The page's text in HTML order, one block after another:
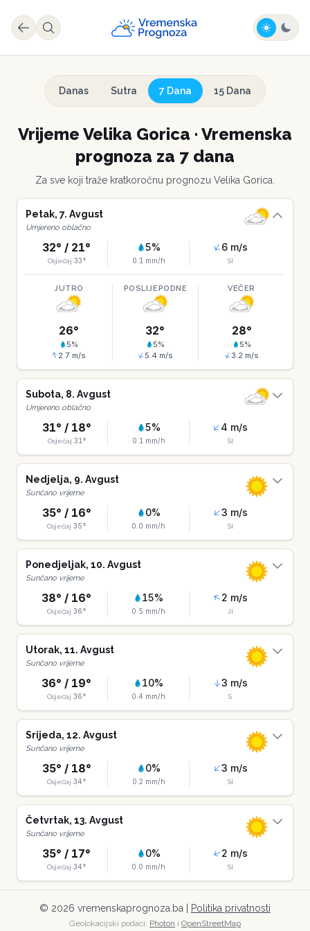
Danas Sutra 7 Dana 15 Dana
Vrijeme Velika Gorica · Vremenska
prognoza za 7 dana
Za sve koji traže kratkoročnu prognozu Velika Gorica
Petak, 7. Avgust
Umjereno oblačno
32° / 21°
Osjećaj 33°
5%
0.1 mm/h
6m/s
SI
JUTRO
26°
5%
2.7 m/s
POSLIJEPODNE
32°
5%
5.4 m/s
VEČER
28°
5%
3.2 m/s
Subota, 8. Avgust
Umjereno oblačno
31° / 18°
Osjećaj 31 °
5%
0.1 mm/h
4 m/s
SI
Nedjelja, 9. Avgust
Sunčano vrijeme
35° / 16°
Osjećaj 35°
0%
0.0 mm/h
3 m/s
SI
Ponedjeljak, 10. Avgust
Sunčano vrijeme
38° / 16°
Osjećaj 36°
15%
0.5 mm/h
2 m/s
JI
Utorak, 11. Avgust
Sunčano vrijeme
36° / 19°
Osjećaj 36°
10%
0.4 mm/h
3 m/s
S
Srijeda, 12. Avgust
Sunčano vrijeme
35° / 18°
Osjećaj 34°
0%
0.2 mm/h
3 m/s
SI
Četvrtak, 13. Avgust
Sunčano vrijeme
35° / 17°
Osjećaj 34°
0%
0.0 mm/h
2 m/s
SI
© 2026 vremenskaprognoza.ba | Politika privatnosti
Geolokacijski podaci: Photon i OpenStreetMap